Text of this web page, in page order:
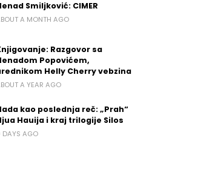
Smiljković: CIMER
A MONTH AGO
Razgovor sa
Popovićem,
Helly Cherry vebzina
A YEAR AGO
kao poslednja reč: „Prah“
Hauija i kraj trilogije Silos
DAYS AGO